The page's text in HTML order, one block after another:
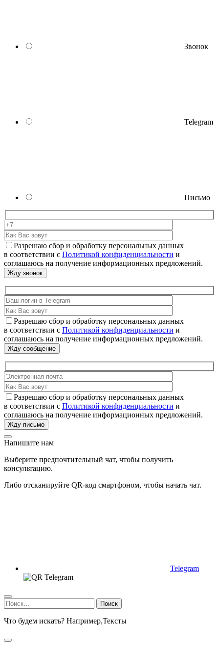
Звонок
Telegram
Письмо
Разрешаю сбор и обработку персональных данных
в соответствии с Политикой конфиденциальности и
соглашаюсь на получение информационных предложений.
Разрешаю сбор и обработку персональных данных
в соответствии с Политикой конфиденциальности и
соглашаюсь на получение информационных предложений.
Разрешаю сбор и обработку персональных данных
в соответствии с Политикой конфиденциальности и
соглашаюсь на получение информационных предложений.
Напишите нам
Выберите предпочтительный чат, чтобы получить
консультацию.
Либо отсканируйте QR-код смартфоном, чтобы начать чат.
Telegram
Найти:
Что будем искать? Например,Тексты